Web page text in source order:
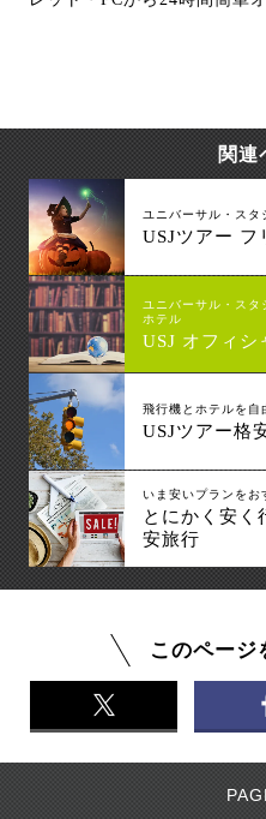
フェでは離乳食の持ち
関連
ユニバーサル・ス
USJツアー フ
ユニバーサル・ス
ホテル
USJ オフィシ
飛行機とホテルを自
USJツアー格
いま安いプランをお
とにかく安く
安旅行
このページ